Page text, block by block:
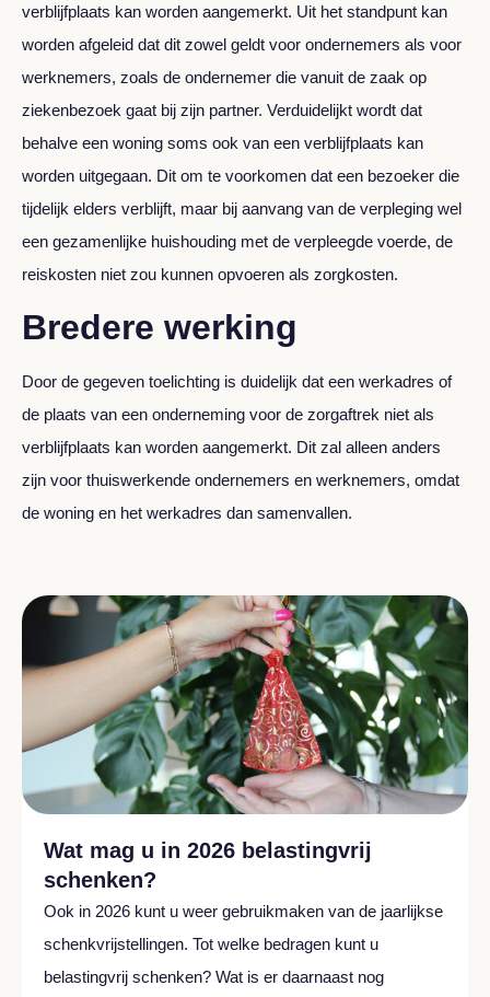
verblijfplaats kan worden aangemerkt. Uit het standpunt kan
worden afgeleid dat dit zowel geldt voor ondernemers als voor
werknemers, zoals de ondernemer die vanuit de zaak op
ziekenbezoek gaat bij zijn partner. Verduidelijkt wordt dat
behalve een woning soms ook van een verblijfplaats kan
worden uitgegaan. Dit om te voorkomen dat een bezoeker die
tijdelijk elders verblijft, maar bij aanvang van de verpleging wel
een gezamenlijke huishouding met de verpleegde voerde, de
reiskosten niet zou kunnen opvoeren als zorgkosten.
Bredere werking
Door de gegeven toelichting is duidelijk dat een werkadres of
de plaats van een onderneming voor de zorgaftrek niet als
verblijfplaats kan worden aangemerkt. Dit zal alleen anders
zijn voor thuiswerkende ondernemers en werknemers, omdat
de woning en het werkadres dan samenvallen.
Wat mag u in 2026 belastingvrij
schenken?
Ook in 2026 kunt u weer gebruikmaken van de jaarlijkse
schenkvrijstellingen. Tot welke bedragen kunt u
belastingvrij schenken? Wat is er daarnaast nog